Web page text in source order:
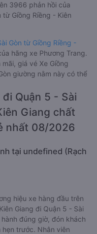
3966 phản hồi của
từ Giồng Riềng - Kiên
Gòn từ Giồng Riềng -
hãng xe Phương Trang.
giá vé Xe Giồng
giường nằm này có thể
đi Quận 5 - Sài
Giang chất
nhất 08/2026
tại undefined (Rạch
hiệu xe hàng đầu trên
Giang đi Quận 5 - Sài
đúng giờ, đón khách
trước. Nhân viên